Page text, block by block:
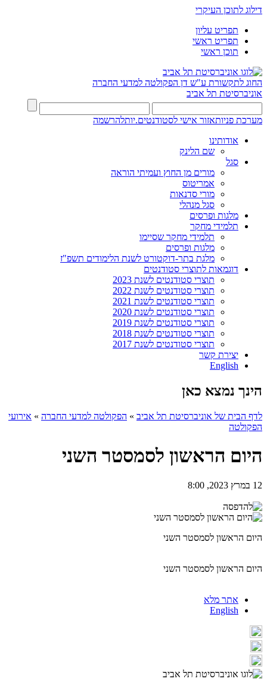
דילוג לתוכן העיקרי
תפריט עליון
תפריט ראשי
תוכן ראשי
החוג לתקשורת ע"ש דן הפקולטה למדעי החברה
אוניברסיטת תל אביב
מערכת פניותאזור אישי לסטודנטים.יותלהרשמה
אודותינו
שם הלינק
סגל
מורים מן החוץ ועמיתי הוראה
אמריטוס
מורי סדנאות
סגל מנהלי
מלגות ופרסים
תלמידי מחקר
תלמידי מחקר שסיימו
מלגות ופרסים
מלגת בתר-דוקטורט לשנת הלימודים תשפ"ז
דוגמאות לתוצרי סטודנטים
תוצרי סטודנטים לשנת 2023
תוצרי סטודנטים לשנת 2022
תוצרי סטודנטים לשנת 2021
תוצרי סטודנטים לשנת 2020
תוצרי סטודנטים לשנת 2019
תוצרי סטודנטים לשנת 2018
תוצרי סטודנטים לשנת 2017
יצירת קשר
English
הינך נמצא כאן
לדף הבית של אוניברסיטת תל אביב » הפקולטה למדעי החברה » אירועי
הפקולטה
היום הראשון לסמסטר השני
12 במרץ 2023, 8:00
היום הראשון לסמסטר השני
היום הראשון לסמסטר השני
אתר מלא
English